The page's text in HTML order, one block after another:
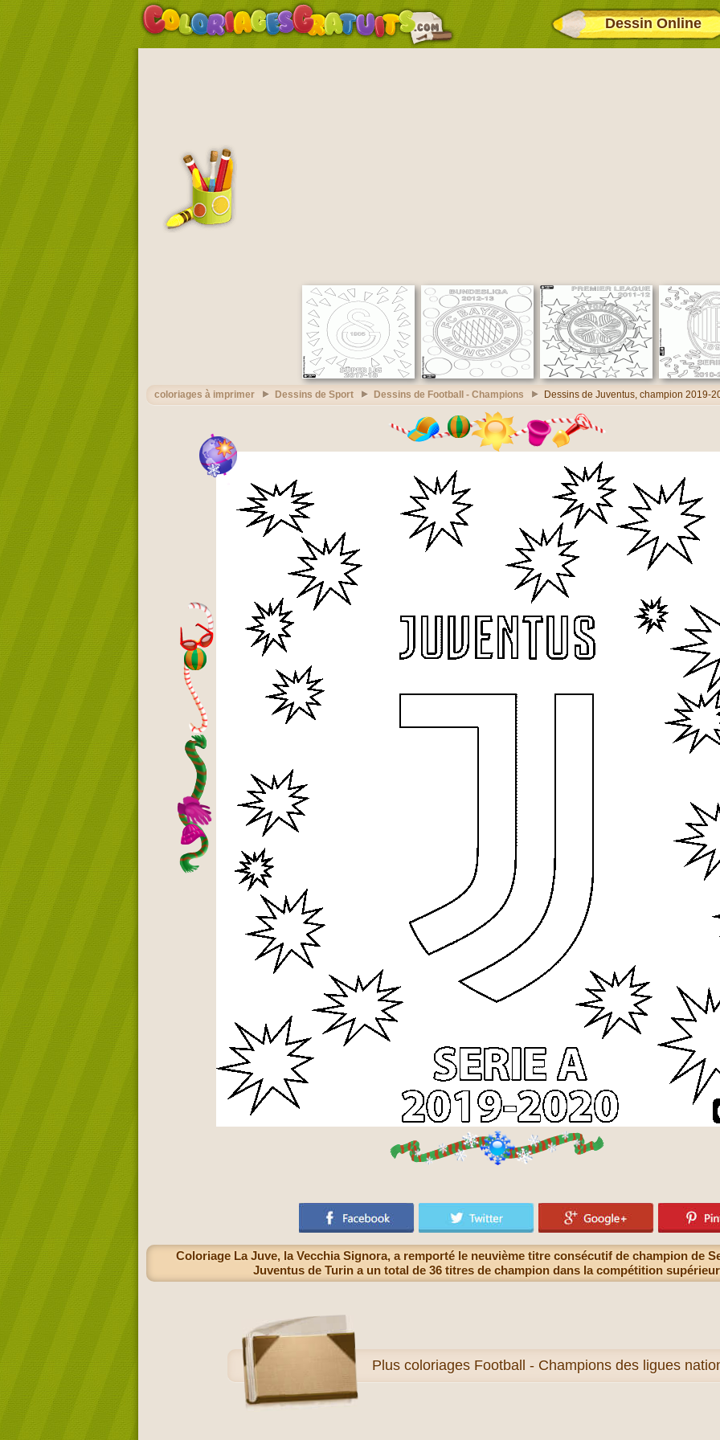
Dessin Online
coloriages à imprimer Dessins de Sport Dessins de Football - Champions Dessins de Juventus, champion 2019-
Coloriage La Juve, la Vecchia Signora, a remporté le neuvième titre consécutif de champion de
Juventus de Turin a un total de 36 titres de champion dans la compétition
Plus coloriages Football - Champions des ligues